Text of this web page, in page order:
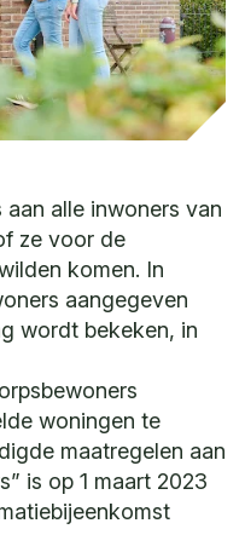
aan alle inwoners van
ze voor de
komen. In
aangegeven
wordt bekeken, in
woningen te
maatregelen aan
is op 1 maart 2023